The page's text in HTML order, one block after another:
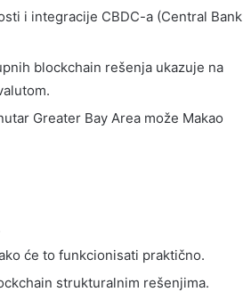
i integracije CBDC-a (Central Bank
blockchain rešenja ukazuje na
Greater Bay Area može Makao
će to funkcionisati praktično.
strukturalnim rešenjima.